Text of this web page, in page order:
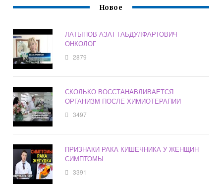
Новое
ЛАТЫПОВ АЗАТ ГАБДУЛФАРТОВИЧ
ОНКОЛОГ
2879
СКОЛЬКО ВОССТАНАВЛИВАЕТСЯ
ОРГАНИЗМ ПОСЛЕ ХИМИОТЕРАПИИ
3497
ПРИЗНАКИ РАКА КИШЕЧНИКА У ЖЕНЩИН
СИМПТОМЫ
3391